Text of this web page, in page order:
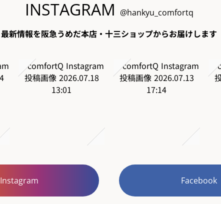
INSTAGRAM @hankyu_comfortq
最新情報を阪急うめだ本店・十三ショップからお届けします
Instagram Facebook